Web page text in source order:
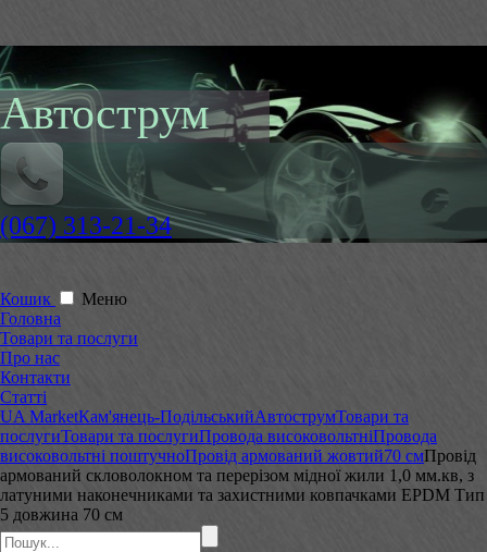
Автострум
(067) 313-21-34
Кошик
Меню
Головна
Товари та послуги
Про нас
Контакти
Статті
UA MarketКам'янець-ПодільськийАвтострумТовари та
послугиТовари та послугиПровода високовольтніПровода
високовольтні поштучноПровід армований жовтий70 смПровід
армований скловолокном та перерізом мідної жили 1,0 мм.кв, з
латуними наконечниками та захистними ковпачками EPDM Тип
5 довжина 70 см